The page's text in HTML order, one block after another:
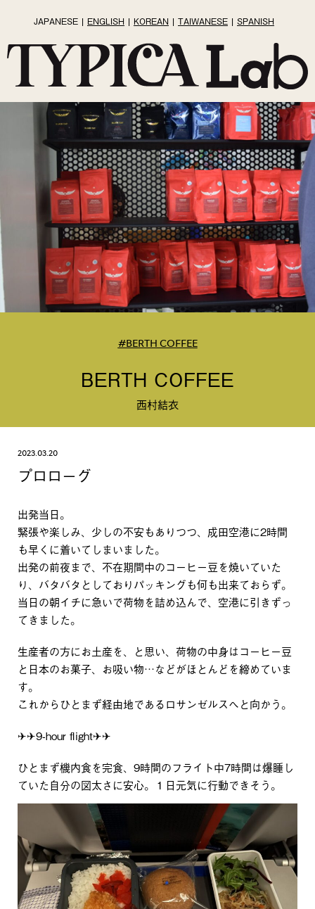
JAPANESE ENGLISH KOREAN TAIWANESE SPANISH
#BERTH COFFEE
BERTH COFFEE
西村結衣
2023.03.20
プロローグ
出発当日。
緊張や楽しみ、少しの不安もありつつ、成田空港に2時間
も早くに着いてしまいました。
出発の前夜まで、不在期間中のコーヒー豆を焼いていた
り、バタバタとしておりパッキングも何も出来ておらず。
当日の朝イチに急いで荷物を詰め込んで、空港に引きずっ
てきました。
生産者の方にお土産を、と思い、荷物の中身はコーヒー豆
と日本のお菓子、お吸い物…などがほとんどを締めていま
す。
これからひとまず経由地であるロサンゼルスへと向かう。
✈✈9-hour flight✈✈
ひとまず機内食を完食、9時間のフライト中7時間は爆睡し
ていた自分の図太さに安心。１日元気に行動できそう。